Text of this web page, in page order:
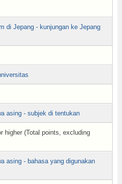
di Jepang - kunjungan ke Jepang
asing - subjek di tentukan
higher (Total points, excluding
asing - bahasa yang digunakan